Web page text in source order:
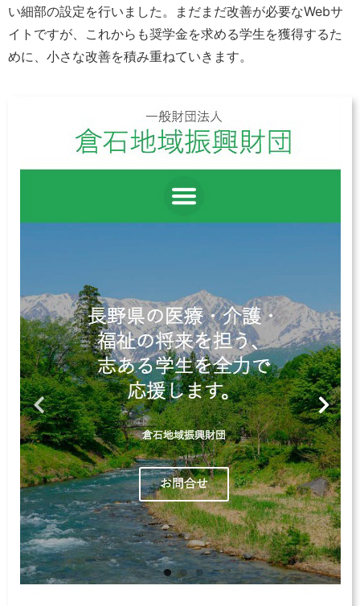
い細部の設定を行いました。まだまだ改善が必要なWebサ
イトですが、これからも奨学金を求める学生を獲得するた
めに、小さな改善を積み重ねていきます。